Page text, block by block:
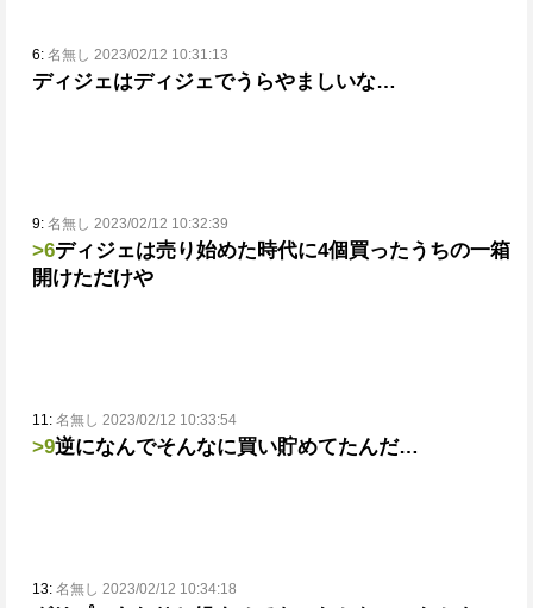
6: 名無し 2023/02/12 10:31:13
ディジェはディジェでうらやましいな…
9: 名無し 2023/02/12 10:32:39
>6ディジェは売り始めた時代に4個買ったうちの一箱
開けただけや
11: 名無し 2023/02/12 10:33:54
>9逆になんでそんなに買い貯めてたんだ…
13: 名無し 2023/02/12 10:34:18